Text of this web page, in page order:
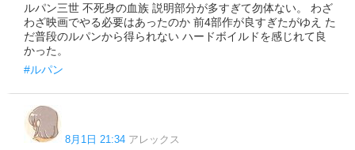
ルパン三世 不死身の血族 説明部分が多すぎて勿体ない。 わざ
わざ映画でやる必要はあったのか 前4部作が良すぎたがゆえ た
だ普段のルパンから得られない ハードボイルドを感じれて良
かった。
#ルパン
8月1日 21:34 アレックス